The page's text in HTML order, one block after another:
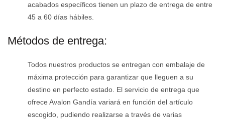
acabados específicos tienen un plazo de entrega de entre
45 a 60 días hábiles.
Métodos de entrega:
Todos nuestros productos se entregan con embalaje de
máxima protección para garantizar que lleguen a su
destino en perfecto estado. El servicio de entrega que
ofrece Avalon Gandía variará en función del artículo
escogido, pudiendo realizarse a través de varias